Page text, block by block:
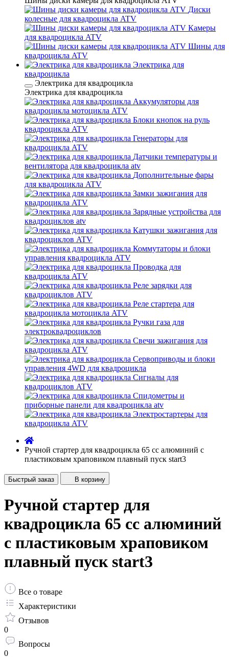
Диски
колесные для квадроцикла ATV
Камеры
для квадроцикла ATV
Шины для
квадроцикла ATV
Электрика для
квадроцикла
Электрика для квадроцикла
Электрика для квадроцикла
Аккумуляторы для
квадроцикла мотоцикла ATV
Блоки кнопок на руль
квадроцикла ATV
Генераторы для
квадроцикла ATV
Датчики температуры и
вентилятора для квадроцикла atv
Дополнительные фары
для квадроцикла ATV
Замки зажигания для
квадроцикла ATV
Зарядные устройства для
квадроциклов atv
Катушки зажигания для
квадроциклов ATV
Коммутаторы и блоки
управления квадроцикла ATV
Проводка для
квадроцикла ATV
Реле зарядки для
квадроциклов ATV
Реле стартера для
квадроцикла мотоцикла ATV
Ручки газа для
электроквадроциклов
Свечи зажигания для
квадроцикла ATV
Сервоприводы и блоки
управления 4WD для квадроцикла
Сигналы для
квадроциклов ATV
Спидометры и
приборные панели для квадроцикла atv
Электростартеры для
квадроцикла ATV
Ручной стартер для квадроцикла 65 сс алюминий с
пластиковым храповиком плавный пуск start3
Быстрый заказ В корзину
Ручной стартер для
квадроцикла 65 сс алюминий
с пластиковым храповиком
плавный пуск start3
Все о товаре
Характеристики
Отзывов
0
Вопросы
0